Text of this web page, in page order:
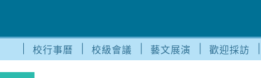
校行事曆 校級會議 藝文展演 歡迎採訪